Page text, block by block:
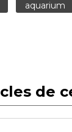
aquarium
de